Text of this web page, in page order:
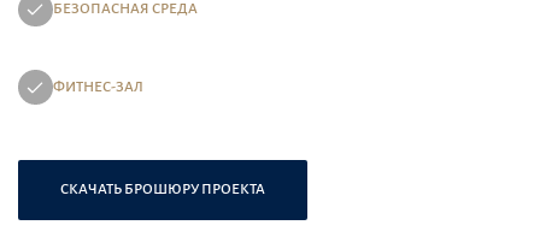
БЕЗОПАСНАЯ СРЕДА
ФИТНЕС-ЗАЛ
СКАЧАТЬ БРОШЮРУ ПРОЕКТА